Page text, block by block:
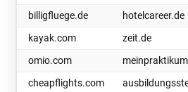
billigfluege.de
hotelcareer.de
kayak.com
zeit.de
omio.com
cheapflights.com